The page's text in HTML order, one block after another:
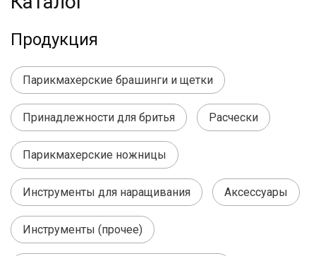
Продукция
Парикмахерские брашинги и щетки
Принадлежности для бритья Расчески
Парикмахерские ножницы
Инструменты для наращивания Аксессуары
Инструменты (прочее)